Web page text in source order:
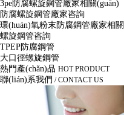
3pe防腐螺旋鋼管廠家相關(guān)
防腐螺旋鋼管廠家咨詢
環(huán)氧粉末防腐鋼管廠家相關
螺旋鋼管咨詢
TPEP防腐鋼管
大口徑螺旋鋼管
熱門產(chǎn)品 HOT PRODUCT
聯(lián)系我們 / CONTACT US